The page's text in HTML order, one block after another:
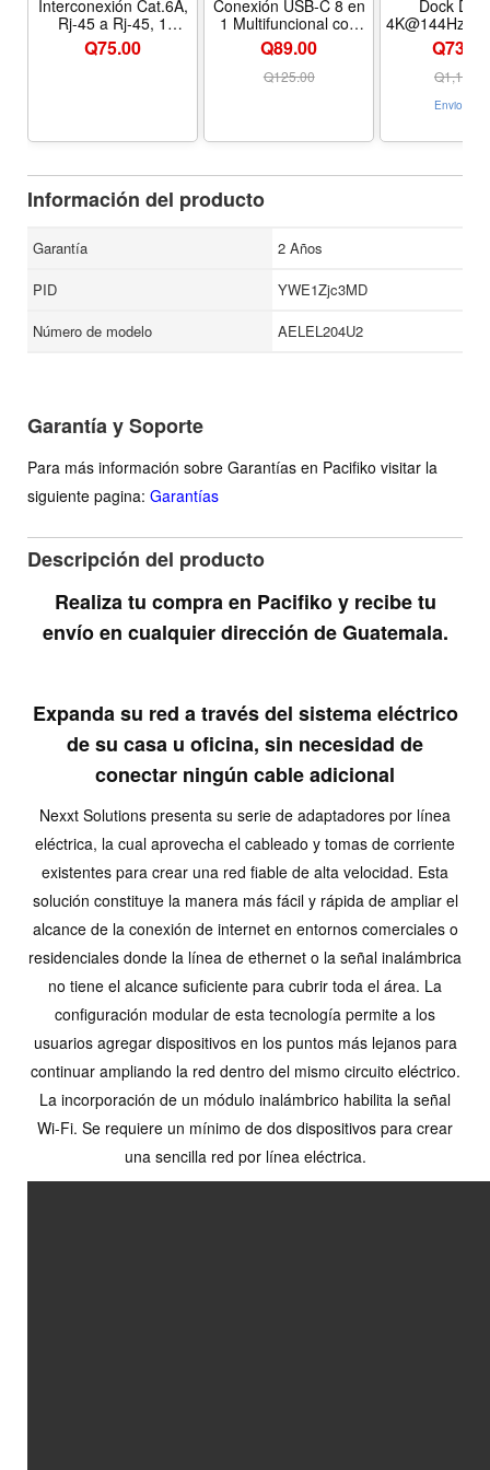
Interconexión Cat.6A,
Rj-45 a Rj-45, 1
Metro, Nexxt Solutions
Q75.00
Conexión USB-C 8 en
1 Multifuncional con
Lector de Tarjetas y
Múltiples Puertos
Q89.00
Q125.00
Dock DP
4K@144Hz
Enclosure |
A/C, SD/
audio port,
mini M4/M4
Q
Envio
Información del producto
Garantía
2 Años
PID
YWE1Zjc3MD
Número de modelo
AELEL204U2
Garantía y Soporte
Para más información sobre Garantías en Pacifiko visitar la
siguiente pagina: Garantías
Descripción del producto
Realiza tu compra en Pacifiko y recibe tu
envío en cualquier dirección de Guatemala.
Expanda su red a través del sistema eléctrico
de su casa u oficina, sin necesidad de
conectar ningún cable adicional
Nexxt Solutions presenta su serie de adaptadores por línea
eléctrica, la cual aprovecha el cableado y tomas de corriente
existentes para crear una red fiable de alta velocidad. Esta
solución constituye la manera más fácil y rápida de ampliar el
alcance de la conexión de internet en entornos comerciales o
residenciales donde la línea de ethernet o la señal inalámbrica
no tiene el alcance suficiente para cubrir toda el área. La
configuración modular de esta tecnología permite a los
usuarios agregar dispositivos en los puntos más lejanos para
continuar ampliando la red dentro del mismo circuito eléctrico.
La incorporación de un módulo inalámbrico habilita la señal
Wi-Fi. Se requiere un mínimo de dos dispositivos para crear
una sencilla red por línea eléctrica.